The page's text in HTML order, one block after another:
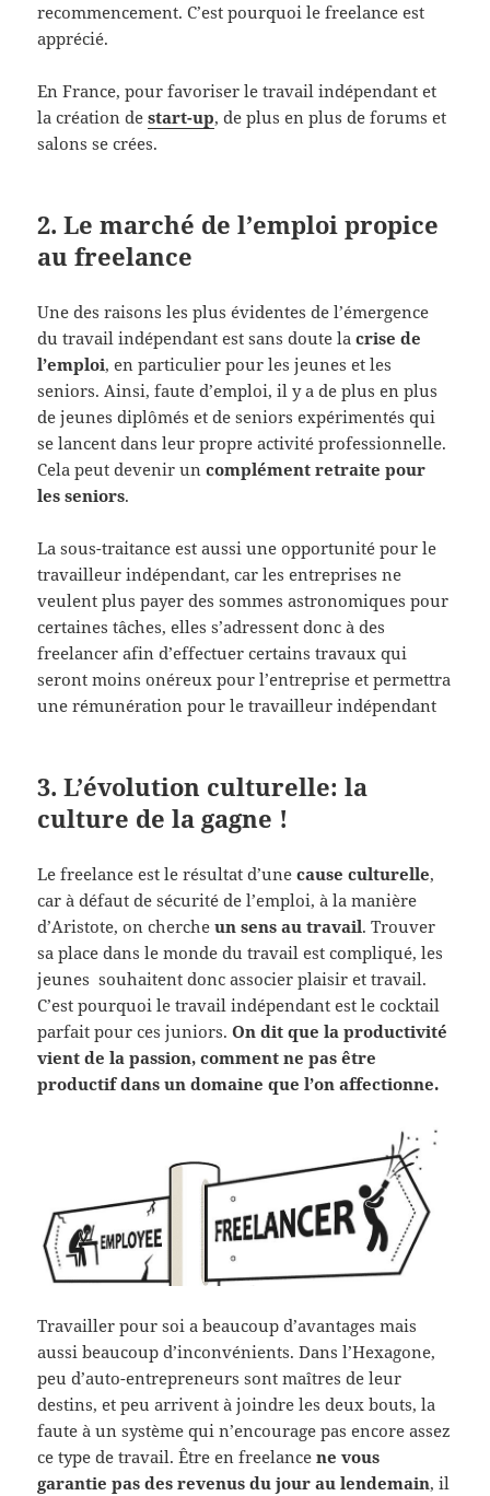
recommencement. C’est pourquoi le freelance est
apprécié.
En France, pour favoriser le travail indépendant et
la création destart-up, de plus en plus de forums et
salons se crées.
2. Le marché de l’emploi propice
au freelance
Une des raisons les plus évidentes de l’émergence
du travail indépendant est sans doute lacrise de
l’emploi, en particulier pour les jeunes et les
seniors. Ainsi, faute d’emploi, il y a de plus en plus
de jeunes diplômés et de seniors expérimentés qui
se lancent dans leur propre activité professionnelle.
Cela peut devenir uncomplément retraite pour
les seniors.
La sous-traitance est aussi une opportunité pour le
travailleur indépendant, car les entreprises ne
veulent plus payer des sommes astronomiques pour
certaines tâches, elles s’adressent donc à des
freelancer afin d’effectuer certains travaux qui
seront moins onéreux pour l’entreprise et permettra
une rémunération pour le travailleur indépendant
3. L’évolution culturelle: la
culture de la gagne !
Le freelance est le résultat d’unecause culturelle,
car à défaut de sécurité de l’emploi, à la manière
d’Aristote, on chercheun sens au travail. Trouver
sa place dans le monde du travail est compliqué, les
jeunes souhaitent donc associer plaisir et travail.
C’est pourquoi le travail indépendant est le cocktail
parfait pour ces juniors.On dit que la productivité
vient de la passion, comment ne pas être
productif dans un domaine que l’on affectionne.
Travailler pour soi a beaucoup d’avantages mais
aussi beaucoup d’inconvénients. Dans l’Hexagone,
peu d’auto-entrepreneurs sont maîtres de leur
destins, et peu arrivent à joindre les deux bouts, la
faute à un système qui n’encourage pas encore assez
ce type de travail. Être en freelancene vous
garantie pas des revenus du jour au lendemain, il